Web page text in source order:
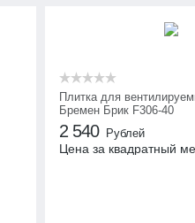
Плитка для
Бремен Брик F306-40
2 540 Рублей
Цена за квадратный